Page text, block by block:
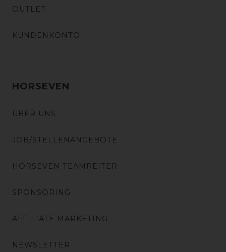
OUTLET
KUNDENKONTO
HORSEVEN
ÜBER UNS
JOB/STELLENANGEBOTE
HORSEVEN TEAMREITER
SPONSORING
AFFILIATE MARKETING
NEWSLETTER